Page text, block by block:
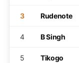
3 Rudenote
4 B Singh
5 Tikogo